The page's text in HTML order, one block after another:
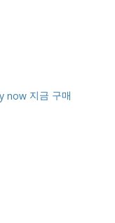
지금 구매